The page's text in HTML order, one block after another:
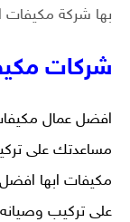
بها شركة مكيفات
شركات
افضل عمال
مساعدتك على
مكيفات ابها
على تركيب